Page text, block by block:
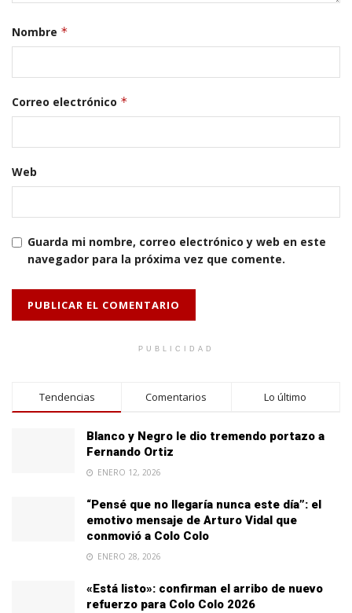
Nombre *
Correo electrónico *
Web
Guarda mi nombre, correo electrónico y web en este
navegador para la próxima vez que comente.
PUBLICIDAD
Tendencias Comentarios Lo último
Blanco y Negro le dio tremendo portazo a
Fernando Ortiz
ENERO 12, 2026
“Pensé que no llegaría nunca este día”: el
emotivo mensaje de Arturo Vidal que
conmovió a Colo Colo
ENERO 28, 2026
«Está listo»: confirman el arribo de nuevo
refuerzo para Colo Colo 2026